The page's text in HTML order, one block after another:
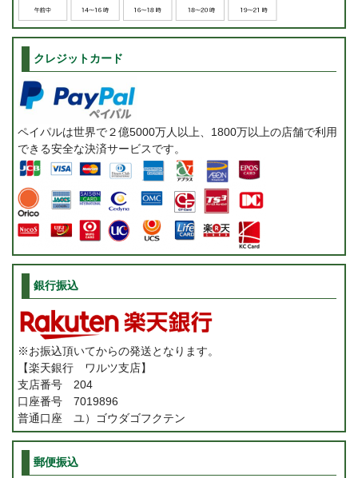
クレジットカード
ペイパルは世界で２億5000万人以上、1800万以上の店舗で利用
できる安全な決済サービスです。
銀行振込
※お振込頂いてからの発送となります。
【楽天銀行 ワルツ支店】
支店番号 204
口座番号 7019896
普通口座 ユ）ゴウダゴフクテン
郵便振込